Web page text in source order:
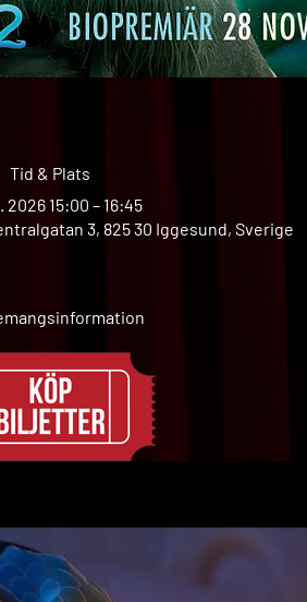
Tid & Plats
2026 15:00 – 16:45
3, 825 30 Iggesund, Sverige